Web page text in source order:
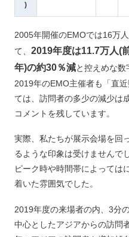
)
2005年開催のEMOでは16万
て、 2019年度は11.7万人(
年)の約30％減と控えめな数
2019年のEMO主催者も「直
ては、訪問者の多少の減少は
コメントを残しています。
実際、私たちが展示会場を回
るような印象は受けませんでし
ピーク時や時間帯によっては
着いた雰囲気でした。
2019年度の来場者の内、3分
中心としたアジアからの訪問